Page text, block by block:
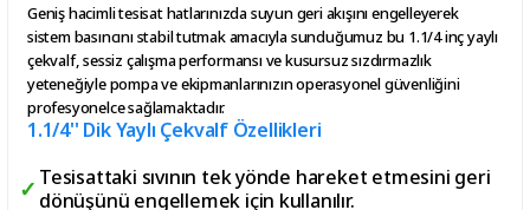
Geniş hacimli tesisat hatlarınızda suyun geri akışını engelleyerek
sistem basıncını stabil tutmak amacıyla sunduğumuz bu 1.1/4 inç yaylı
çekvalf, sessiz çalışma performansı ve kusursuz sızdırmazlık
yeteneğiyle pompa ve ekipmanlarınızın operasyonel güvenliğini
profesyonelce sağlamaktadır.
1.1/4'' Dik Yaylı Çekvalf Özellikleri
Tesisattaki sıvının tek yönde hareket etmesini geri
dönüşünü engellemek için kullanılır.